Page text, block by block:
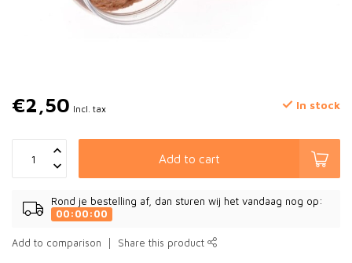
€2,50 Incl. tax In stock
Add to cart
Rond je bestelling af, dan sturen wij het vandaag nog op:
00:00:00
Add to comparison Share this product